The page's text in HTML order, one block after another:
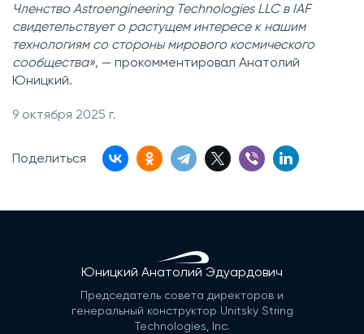
Членство Astroengineering Technologies LLC в IAF
свидетельствует о растущем интересе к нашим
технологиям со стороны мирового космического
сообщества», — прокомментировал Анатолий
Юницкий.
9 октября 2025 г.
Поделиться
Юницкий Анатолий Эдуардович
Председатель совета директоров и
генеральный конструктор Unitsky String
Technologies, Inc.